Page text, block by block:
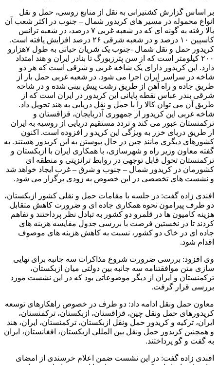
بر اساس گزارش کشتیرانی به نقل از منابع روسی، حمل و نقل
انواع محموله در مسیر های کریدور شمال – جنوب در اکثر شعب آن
بالا رفته به گونه ای که در شعبه غربی ۷ درصد، در شعبه ترانس
کاسپین ۱۰ درصد و در شعبه شرقی ۲۶ درصد افزایش یافته است.
کریدور حمل و نقل شمال -جنوب یک شریان حیاتی به طول ۷هزارو
۲۰۰ کیلومتر است که از سن پترزبورگ تا بنادر ایران و هند امتداد
دارد. این کریدور دارای یک شاخه غربی و شرقی است که هر دو
شاخه در سراسر ایران اجرا می شود. در شعبه غربی حمل بار از
طریق جاده و راه آهن از طریق رشت پیش بینی شده و در شاخه
شرقی بندر عباس نقطه پایانی این کریدور در ایران است که از
طریق آن می توان کالا را با حمل و نقل دریایی به هند تحویل داد.
شاخه غربی این کریدور از جمهوری آذربایجان، قزاقستان و
ترکمنستان عبور می کند و تردد مستقیم دریایی از روسیه به ایران
از طریق دریای خزر به ویژگی این کریدو ر افزوده است. اکنون
کشورهای دیگری مانند چین در حال پیوستن به این کریدور هستند. به
گفته معاون وزیر راه و شهرسازی، با همکاری ایران با ازبکستان و
ترکمنستان تحول قابل توجهی در روابط ترانزیتی و منطقه ای
کشورمان در کریدور شمال – جنوب و شرق – غرب ایجاد خواهد شد
و نشست های تخصصی در این خصوص به زودی برگزار می شود.
افندی زاده گفت: در جلسه با مقامات حمل و نقلی کشور ازبکستان،
دو طرف پیرامون نحوه همکاری جاده ای و ضرورت کاهش متقابل
هزینه کامیون ها در قلمرو دو کشور به تبادل نظر پرداختند و تفاهم
کردند تا در نخستین فرصت با بررسی جدول مقایسه هزینه های
جاده ای در خاک دو کشور، نسبت به کاهش هزینه های موصوف
اقدام شود.
وی افزود: بررسی ضرورت شروع مذاکرات سه جانبه برای نهایی
سازی متن موافقتنامه سه جانبه بین دولتی میان ازبکستان،
ترکمنستان و ایران از دیگر موضوعاتی بود که در این نشست مورد
بررسی قرار گرفت.
معاون حمل ونقل ادامه داد: دو طرف در خصوص راهکارهای توسعه
کریدورهای حمل ونقل چین، قزاقستان، ازبکستان، ترکمنستان،
ایران، ترکیه و کریدور حمل ونقل ازبکستان، ترکمنستان، ایران، هند
و همچنین کریدور حمل ونقل بین المللی ازبکستان، افغانستان، ایران
به گفت و گو پرداختند.
افندی زاده گفت: در این نشست ضمن اعلام خرسندی از امضای